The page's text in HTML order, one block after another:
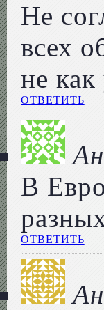
Не
всех
не
ОТВЕТИТЬ
В
ОТВЕТИТЬ